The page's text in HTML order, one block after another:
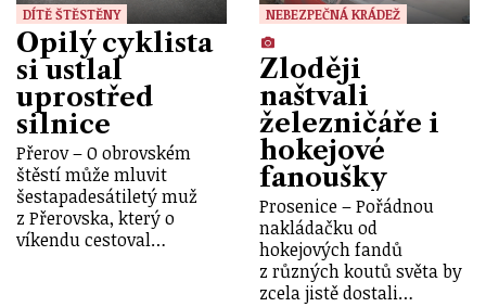
DÍTĚ ŠTĚSTĚNY
Opilý cyklista
si ustlal
uprostřed
silnice
Přerov – O obrovském
štěstí může mluvit
šestapadesátiletý muž
z Přerovska, který o
víkendu cestoval…
NEBEZPEČNÁ KRÁDEŽ
Zloději
naštvali
železničáře i
hokejové
fanoušky
Prosenice – Pořádnou
nakládačku od
hokejových fandů
z různých koutů světa by
zcela jistě dostali…